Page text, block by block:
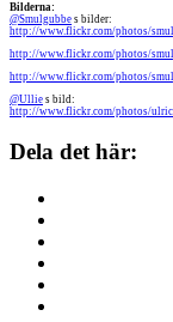
Bilderna:
@Smulgubbe s bilder:
http://www.flickr.com/photos/
http://www.flickr.com/photos/
http://www.flickr.com/photos/
@Ullie s bild:
http://www.flickr.com/photos/
Dela det här: